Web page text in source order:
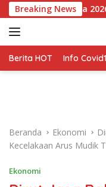
a
g
u
Breaking News
Jersey Ketiga 2026-
Berita HOT Info
Beranda Ekonomi
Kecelakaan Arus Mudik
Ekonomi